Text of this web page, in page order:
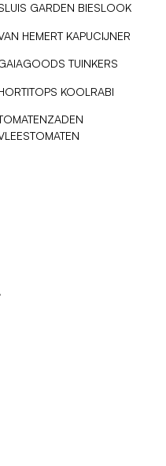
GARDEN BIESLOOK
HEMERT KAPUCIJNER
TUINKERS
KOOLRABI